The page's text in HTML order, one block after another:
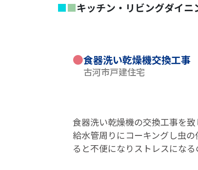
■■キッチン・リビングダイニ
●食器洗い乾燥機交換工
古河市戸建住宅
食器洗い乾燥機の交換工事を
給水管周りにコーキングし虫
ると不便になりストレスにな